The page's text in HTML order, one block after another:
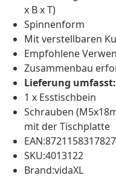
x B x T)
Spinnenform
Mit verstellbaren
Empfohlene
Zusammenbau
Lieferung umfasst:
1 x Esstischbein
Schrauben
mit der Tischplatte
EAN:8721158317827
SKU:4013122
Brand:vidaXL